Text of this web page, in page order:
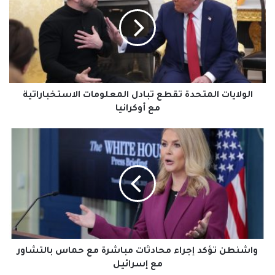
تقطع
تبادل
المعلومات
الاستخباراتية
مع
أوكرانيا
الولايات المتحدة تقطع تبادل المعلومات الاستخباراتية
مع أوكرانيا
واشنطن
محادثات
بالتشاور
إسرائيل
واشنطن تؤكد إجراء محادثات مباشرة مع حماس بالتشاور
مع إسرائيل